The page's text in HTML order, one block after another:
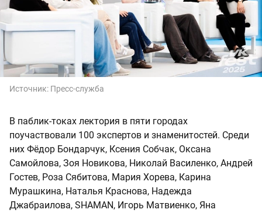
Источник: Пресс-служба
В паблик-токах лектория в пяти городах
поучаствовали 100 экспертов и знаменитостей. Среди
них Фёдор Бондарчук, Ксения Собчак, Оксана
Самойлова, Зоя Новикова, Николай Василенко, Андрей
Гостев, Роза Сябитова, Мария Хорева, Карина
Мурашкина, Наталья Краснова, Надежда
Джабраилова, SHAMAN, Игорь Матвиенко, Яна